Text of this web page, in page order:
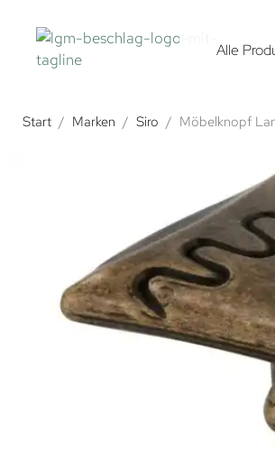
Alle
Start / Marken / Siro / Möbelknopf